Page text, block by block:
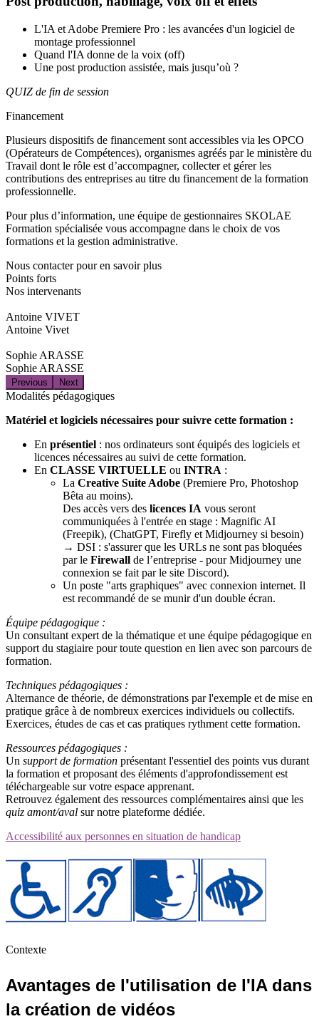
L'IA et Adobe Premiere Pro : les avancées d'un logiciel de
montage professionnel
Quand l'IA donne de la voix (off)
Une post production assistée, mais jusqu’où ?
QUIZ de fin de session
Financement
Plusieurs dispositifs de financement sont accessibles via les OPCO
(Opérateurs de Compétences), organismes agréés par le ministère du
Travail dont le rôle est d’accompagner, collecter et gérer les
contributions des entreprises au titre du financement de la formation
professionnelle.
Pour plus d’information, une équipe de gestionnaires SKOLAE
Formation spécialisée vous accompagne dans le choix de vos
formations et la gestion administrative.
Nous contacter pour en savoir plus
Points forts
Nos intervenants
Antoine VIVET
Antoine Vivet
Sophie ARASSE
Sophie ARASSE
Previous Next
Modalités pédagogiques
Matériel et logiciels nécessaires pour suivre cette formation :
En présentiel : nos ordinateurs sont équipés des logiciels et
licences nécessaires au suivi de cette formation.
En CLASSE VIRTUELLE ou INTRA :
La Creative Suite Adobe (Premiere Pro, Photoshop
Bêta au moins).
Des accès vers des licences IA vous seront
communiquées à l'entrée en stage : Magnific AI
(Freepik), (ChatGPT, Firefly et Midjourney si besoin)
→ DSI : s'assurer que les URLs ne sont pas bloquées
par le Firewall de l’entreprise - pour Midjourney une
connexion se fait par le site Discord).
Un poste "arts graphiques" avec connexion internet. Il
est recommandé de se munir d'un double écran.
Équipe pédagogique :
Un consultant expert de la thématique et une équipe pédagogique en
support du stagiaire pour toute question en lien avec son parcours de
formation.
Techniques pédagogiques :
Alternance de théorie, de démonstrations par l'exemple et de mise en
pratique grâce à de nombreux exercices individuels ou collectifs.
Exercices, études de cas et cas pratiques rythment cette formation.
Ressources pédagogiques :
Un support de formation présentant l'essentiel des points vus durant
la formation et proposant des éléments d'approfondissement est
téléchargeable sur votre espace apprenant.
Retrouvez également des ressources complémentaires ainsi que les
quiz amont/aval sur notre plateforme dédiée.
Accessibilité aux personnes en situation de handicap
Contexte
Avantages de l'utilisation de l'IA dans
la création de vidéos